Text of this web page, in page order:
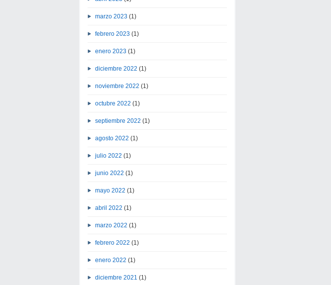
marzo 2023 (1)
febrero 2023 (1)
enero 2023 (1)
diciembre 2022 (1)
noviembre 2022 (1)
octubre 2022 (1)
septiembre 2022 (1)
agosto 2022 (1)
julio 2022 (1)
junio 2022 (1)
mayo 2022 (1)
abril 2022 (1)
marzo 2022 (1)
febrero 2022 (1)
enero 2022 (1)
diciembre 2021 (1)